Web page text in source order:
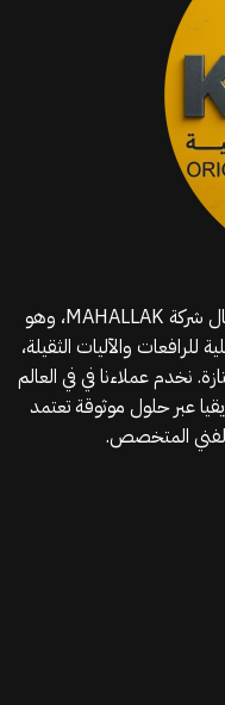
موقع قطع الغيار KGSAN وهو أحد اعمال شركة MAHALLAK، وهو
للرافعات والآليات الثقيلة،
نخدم عملاءنا في في العالم
عبر حلول موثوقة تعتمد
المتخصص.